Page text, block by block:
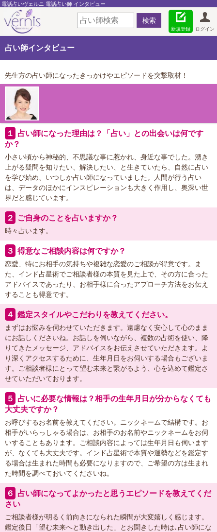
電話占いヴェルニ 電話占い師 インタビュー
ログイン
新規登録
占い師インタビュー
先生方の占い師になったきっかけやエピソードを突撃取材！
１ 占い師になった理由は？「占い」との出会いは何です
か？
小さい頃から神秘的、不思議な事に惹かれ、身近な事でした。湧き
上がる疑問を知りたい、解決したい、と生きていたら、自然に占い
を学び始め、いつしか占い師になっていました。人間が行う占い
は、データのほかにインスピレーションも大きく作用し、奥深い世
界だと感じています。
２ ご自身のことを占いますか？
時々占います。
３ 得意なご相談内容は何ですか？
恋愛、特にお相手の気持ちや複雑な恋愛のご相談が得意です。ま
た、インド占星術でご相談者様の本質を見た上で、その方に合った
アドバイスであったり、お相手様に合ったアプローチ方法をお伝え
することも得意です。
４ 鑑定スタイルやこだわりを教えてください。
まずはお悩みを伺わせていただきます。遠慮なく安心して心のまま
にお話しくださいね。お話しを伺いながら、複数の占術を使い、降
りてきたメッセージ、アドバイスをお伝えさせていただきます。よ
り深くアクセスするために、生年月日をお伺いする場合もございま
す。ご相談者様にとって望む未来と繋がるよう、心を込めて鑑定さ
せていただいております。
５ 占いに必要な情報は？相手の生年月日が分からなくても
大丈夫ですか？
お呼びするお名前を教えてください。ニックネームで結構です。お
相手がいらっしゃる場合は、お相手のお名前やニックネームをお伺
いすることもあります。ご相談内容によっては生年月日も伺います
が、なくても大丈夫です。インド占星術で本質や運勢などを鑑定す
る場合は生まれた時間も必要になりますので、ご希望の方は生まれ
た時間を調べておいてくださいね。
６ 占い師になってよかったと思うエピソードを教えてくだ
さい
ご相談者様が明るく前向きになられた瞬間が大変嬉しく感じます。
鑑定後日「望む未来へと動き出した」とお聞きした時は､占い師にな